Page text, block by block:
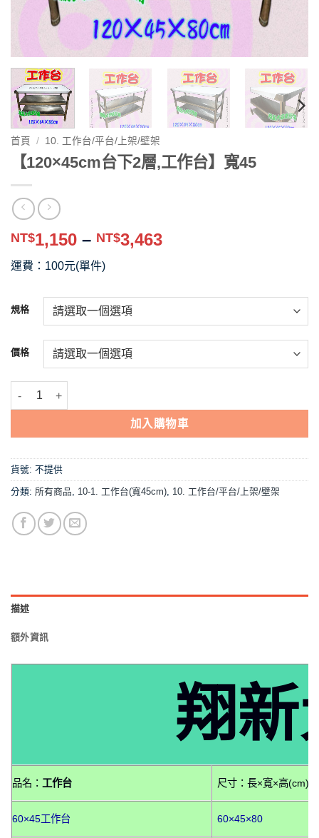
首頁 / 10. 工作台/平台/上架/壁架
【120×45cm台下2層,工作台】寬45
NT$1,150 – NT$3,463價
到
NT$3,463
運費：100元(單件)
規格
價格
【120×45cm台下2層,工作台】寬45 數量
加入購物車
貨號: 不提供
分類: 所有商品, 10-1. 工作台(寬45cm), 10. 工作台/平台/上架/壁架
描述
額外資訊
翔新
品名： 工作台 尺寸：長×寬×高(cm)
60×45工作台 60×45×80